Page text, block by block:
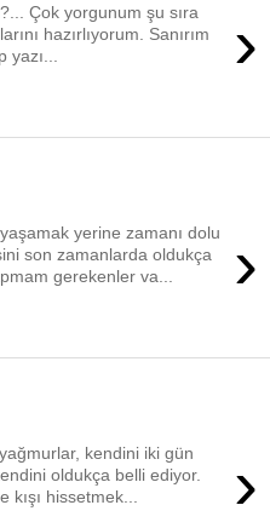
›
şu sıra
hazırlıyorum. Sanırım
yazı...
›
yerine zamanı dolu
son zamanlarda oldukça
gerekenler va...
›
kendini iki gün
oldukça belli ediyor.
hissetmek...